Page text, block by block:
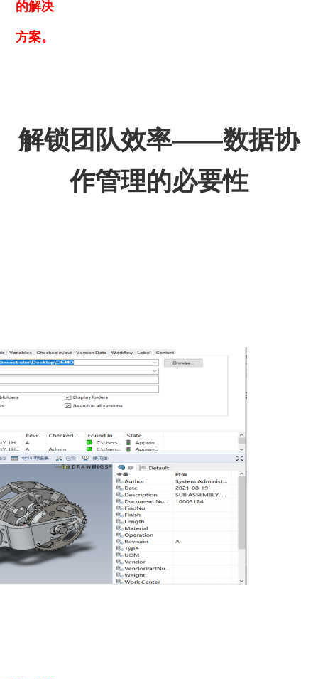
的解决
方案。
解锁团队效率——数据协
作管理的必要性